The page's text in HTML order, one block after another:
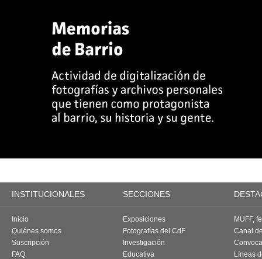
INSTITUCIONALES SECCIONES
Inicio
Quiénes somos
Suscripción
FAQ
Exposiciones
Fotografías del CdF
Investigación
Educativa
MUFF,
Canal
Líneas